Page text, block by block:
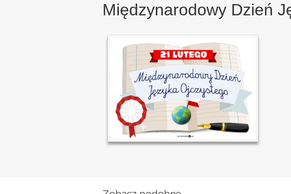
Międzynarodowy Dzień